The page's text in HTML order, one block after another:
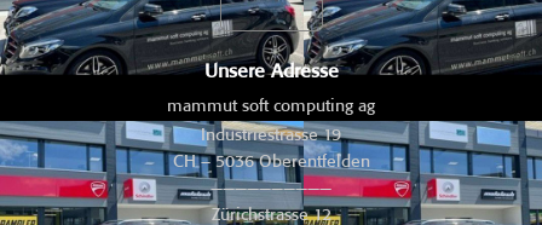
Unsere Adresse
mammut soft computing ag
Industriestrasse 19
CH – 5036 Oberentfelden
——————————
Zürichstrasse 12